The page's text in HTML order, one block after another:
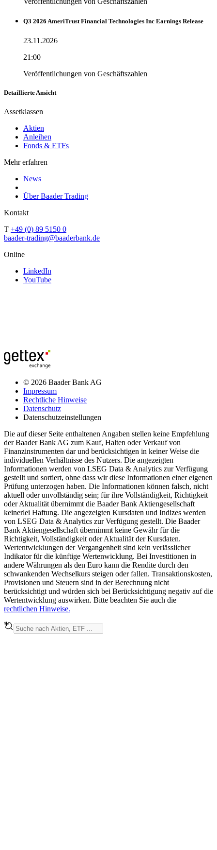
Q3 2026 AmeriTrust Financial Technologies Inc Earnings Release
23.11.2026
21:00
Veröffentlichungen von Geschäftszahlen
Detaillierte Ansicht
Assetklassen
Aktien
Anleihen
Fonds & ETFs
Mehr erfahren
News
Über Baader Trading
Kontakt
T +49 (0) 89 5150 0
baader-trading@baaderbank.de
Online
LinkedIn
YouTube
© 2026 Baader Bank AG
Impressum
Rechtliche Hinweise
Datenschutz
Datenschutzeinstellungen
Die auf dieser Seite enthaltenen Angaben stellen keine Empfehlung
der Baader Bank AG zum Kauf, Halten oder Verkauf von
Finanzinstrumenten dar und berücksichtigen in keiner Weise die
individuellen Verhältnisse des Nutzers. Die angezeigten
Informationen werden von LSEG Data & Analytics zur Verfügung
gestellt und sortiert, ohne dass wir diese Informationen einer eigenen
Prüfung unterzogen haben. Die Informationen können falsch, nicht
aktuell oder unvollständig sein; für ihre Vollständigkeit, Richtigkeit
oder Aktualität übernimmt die Baader Bank Aktiengesellschaft
keinerlei Haftung. Die angezeigten Kursdaten und Indizes werden
von LSEG Data & Analytics zur Verfügung gestellt. Die Baader
Bank Aktiengesellschaft übernimmt keine Gewähr für die
Richtigkeit, Vollständigkeit oder Aktualität der Kursdaten.
Wertentwicklungen der Vergangenheit sind kein verlässlicher
Indikator für die künftige Wertenwicklung. Bei Investitionen in
andere Währungen als den Euro kann die Rendite durch den
schwankenden Wechselkurs steigen oder fallen. Transaktionskosten,
Provisionen und Steuern sind in der Berechnung nicht
berücksichtigt und würden sich bei Berücksichtigung negativ auf die
Wertentwicklung auswirken. Bitte beachten Sie auch die
rechtlichen Hinweise.